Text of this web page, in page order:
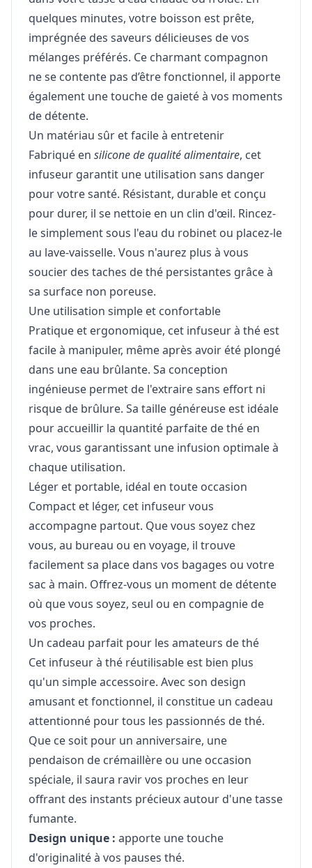
quelques minutes, votre boisson est prête,
imprégnée des saveurs délicieuses de vos
mélanges préférés. Ce charmant compagnon
ne se contente pas d’être fonctionnel, il apporte
également une touche de gaieté à vos moments
de détente.
Un matériau sûr et facile à entretenir
Fabriqué en silicone de qualité alimentaire, cet
infuseur garantit une utilisation sans danger
pour votre santé. Résistant, durable et conçu
pour durer, il se nettoie en un clin d'œil. Rincez-
le simplement sous l'eau du robinet ou placez-le
au lave-vaisselle. Vous n'aurez plus à vous
soucier des taches de thé persistantes grâce à
sa surface non poreuse.
Une utilisation simple et confortable
Pratique et ergonomique, cet infuseur à thé est
facile à manipuler, même après avoir été plongé
dans une eau brûlante. Sa conception
ingénieuse permet de l'extraire sans effort ni
risque de brûlure. Sa taille généreuse est idéale
pour accueillir la quantité parfaite de thé en
vrac, vous garantissant une infusion optimale à
chaque utilisation.
Léger et portable, idéal en toute occasion
Compact et léger, cet infuseur vous
accompagne partout. Que vous soyez chez
vous, au bureau ou en voyage, il trouve
facilement sa place dans vos bagages ou votre
sac à main. Offrez-vous un moment de détente
où que vous soyez, seul ou en compagnie de
vos proches.
Un cadeau parfait pour les amateurs de thé
Cet infuseur à thé réutilisable est bien plus
qu'un simple accessoire. Avec son design
amusant et fonctionnel, il constitue un cadeau
attentionné pour tous les passionnés de thé.
Que ce soit pour un anniversaire, une
pendaison de crémaillère ou une occasion
spéciale, il saura ravir vos proches en leur
offrant des instants précieux autour d'une tasse
fumante.
Design unique : apporte une touche
d'originalité à vos pauses thé.